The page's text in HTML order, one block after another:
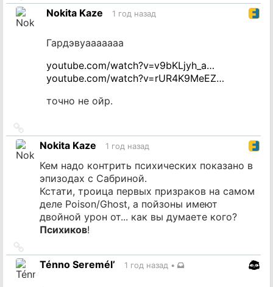
на
источникNokita Kaze 1 год назад
Гардэвуааааааа
youtube.com/watch?v=v9bKLjyh_a…
youtube.com/watch?v=rUR4K9MeEZ…
точно не ойр.
на
источник
Nokita Kaze 1 год назад
Кем надо контрить психических показано в
эпизодах с Сабриной.
Кстати, троица первых призраков на самом
деле Poison/Ghost, а пойзоны имеют
двойной урон от... как вы думаете кого?
Психиков!
на
источник
Ténno Seremél’ 1 год назад •